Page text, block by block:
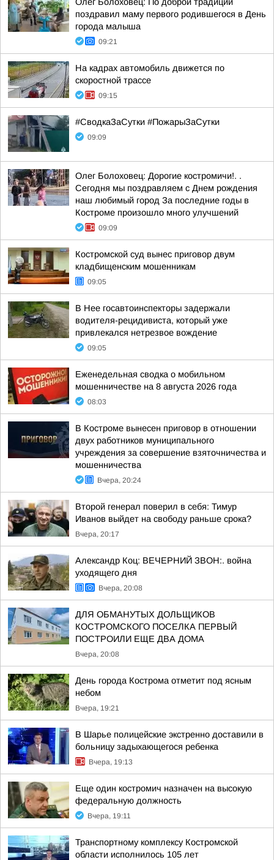
поздравил маму первого родившегося в День
города малыша
09:21
На кадрах автомобиль движется по
скоростной трассе
09:15
#СводкаЗаСутки #ПожарыЗаСутки
09:09
Олег Болоховец: Дорогие костромичи!. .
Сегодня мы поздравляем с Днем рождения
наш любимый город За последние годы в
Костроме произошло много улучшений
09:09
Костромской суд вынес приговор двум
кладбищенским мошенникам
09:05
В Нее госавтоинспекторы задержали
водителя-рецидивиста, который уже
привлекался нетрезвое вождение
09:05
Еженедельная сводка о мобильном
мошенничестве на 8 августа 2026 года
08:03
В Костроме вынесен приговор в отношении
двух работников муниципального
учреждения за совершение взяточничества и
мошенничества
Вчера, 20:24
Второй генерал поверил в себя: Тимур
Иванов выйдет на свободу раньше срока?
Вчера, 20:17
Александр Коц: ВЕЧЕРНИЙ ЗВОН:. война
уходящего дня
Вчера, 20:08
ДЛЯ ОБМАНУТЫХ ДОЛЬЩИКОВ
КОСТРОМСКОГО ПОСЕЛКА ПЕРВЫЙ
ПОСТРОИЛИ ЕЩЕ ДВА ДОМА
Вчера, 20:08
День города Кострома отметит под ясным
небом
Вчера, 19:21
В Шарье полицейские экстренно доставили в
больницу задыхающегося ребенка
Вчера, 19:13
Еще один костромич назначен на высокую
федеральную должность
Вчера, 19:11
Транспортному комплексу Костромской
области исполнилось 105 лет